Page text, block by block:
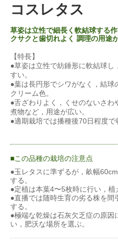
コスレタス
草姿は立性で細長く軟結球する
クサクと歯切れよく 調理の用途
【特長】
●草姿は立性で紡錘形に軟結球
すい。
●葉は長円形でシワがなく，結球
クリーム色。
●舌ざわりよく，くせのないさわ
煮物など，用途が広い。
●適期栽培では播種後70日程度で
この品種の栽培の注意点
●玉レタスに準ずるが，畝幅
する。
●定植は本葉4〜5枚時に行い，植
●直播では随時生育の劣る株を間
する。
●極端な乾燥は石灰欠乏症の原因
い，肥沃な場所を選ぶ。